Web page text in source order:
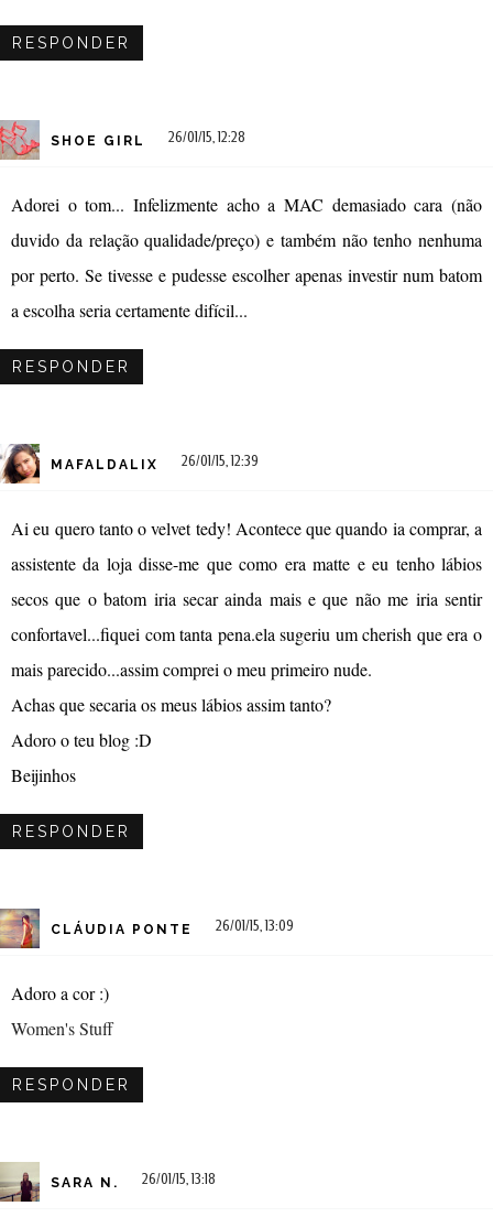
RESPONDER
SHOE GIRL 26/01/15, 12:28
Adorei o tom... Infelizmente acho a MAC demasiado cara (não
duvido da relação qualidade/preço) e também não tenho nenhuma
por perto. Se tivesse e pudesse escolher apenas investir num batom
a escolha seria certamente difícil...
RESPONDER
MAFALDALIX 26/01/15, 12:39
Ai eu quero tanto o velvet tedy! Acontece que quando ia comprar, a
assistente da loja disse-me que como era matte e eu tenho lábios
secos que o batom iria secar ainda mais e que não me iria sentir
confortavel...fiquei com tanta pena.ela sugeriu um cherish que era o
mais parecido...assim comprei o meu primeiro nude.
Achas que secaria os meus lábios assim tanto?
Adoro o teu blog :D
Beijinhos
RESPONDER
CLÁUDIA PONTE 26/01/15, 13:09
Adoro a cor :)
Women's Stuff
RESPONDER
SARA N. 26/01/15, 13:18